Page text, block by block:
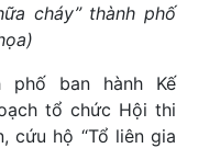
cháy” thành phố
phố ban hành Kế
tổ chức Hội thi
cứu hộ “Tổ liên gia